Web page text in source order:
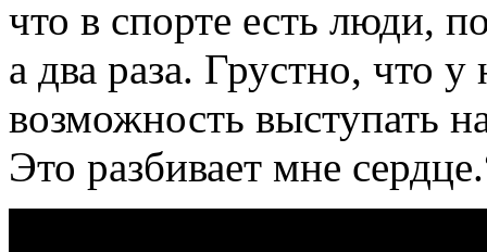
что в спорте есть люди,
а два раза. Грустно, что
возможность выступать
Это разбивает мне